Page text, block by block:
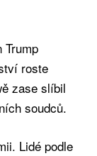
Trump
roste
zase slíbil
soudců.
Lidé podle